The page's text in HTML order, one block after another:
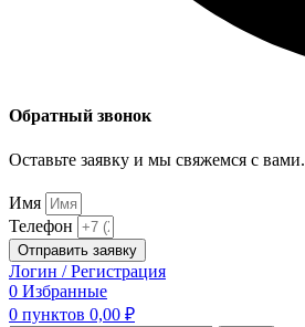
Обратный звонок
Оставьте заявку и мы свяжемся с вами.
Имя
Телефон
Отправить заявку
Логин / Регистрация
0 Избранные
0 пунктов 0,00 ₽